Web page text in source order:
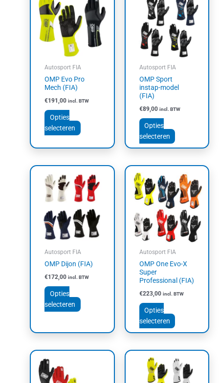
Autosport FIA
OMP Evo Pro
Mech (FIA)
€191,00 incl. BTW
Opties
selecteren
heeft
meerdere
variaties.
Deze
worden
de
Autosport FIA
OMP Sport
instap-model
(FIA)
€89,00 incl. BTW
Opties
selecteren
heeft
meerdere
variaties.
Deze
optie
worden
Autosport FIA
OMP Dijon (FIA)
€172,00 incl. BTW
Opties
selecteren
product
heeft
meerdere
variaties.
Deze
optie
worden
op
productpagina
Autosport FIA
OMP One Evo-X
Super
Professional (FIA)
€223,00 incl. BTW
Opties
selecteren
product
heeft
meerdere
variaties.
Deze
optie
worden
op
product
heeft